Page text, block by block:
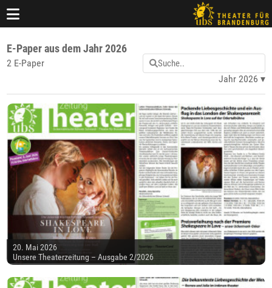
E-Paper aus dem Jahr 2026
2 E-Paper
Jahr 2026
20. Mai 2026
Unsere Theaterzeitung – Ausgabe 2/2026